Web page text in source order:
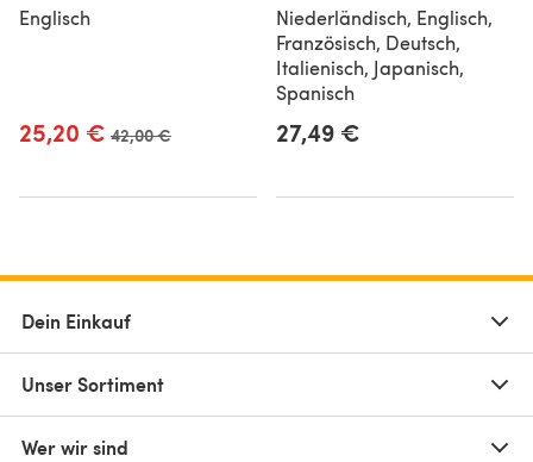
Englisch
25,20 € Alter Preis
42,00 €
Niederländisch, Englisch,
Französisch, Deutsch,
Italienisch, Japanisch,
Spanisch
27,49 €
Dein Einkauf
Unser Sortiment
Wer wir sind